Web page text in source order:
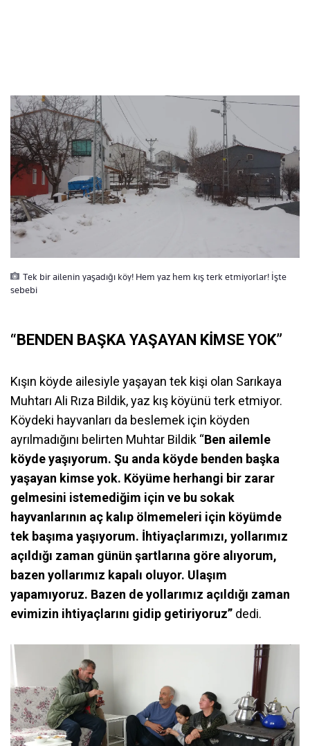
Tek bir ailenin yaşadığı köy! Hem yaz hem kış terk etmiyorlar! İşte
sebebi
“BENDEN BAŞKA YAŞAYAN KİMSE YOK”
Kışın köyde ailesiyle yaşayan tek kişi olan Sarıkaya
Muhtarı Ali Rıza Bildik, yaz kış köyünü terk etmiyor.
Köydeki hayvanları da beslemek için köyden
ayrılmadığını belirten Muhtar Bildik “Ben ailemle
köyde yaşıyorum. Şu anda köyde benden başka
yaşayan kimse yok. Köyüme herhangi bir zarar
gelmesini istemediğim için ve bu sokak
hayvanlarının aç kalıp ölmemeleri için köyümde
tek başıma yaşıyorum. İhtiyaçlarımızı, yollarımız
açıldığı zaman günün şartlarına göre alıyorum,
bazen yollarımız kapalı oluyor. Ulaşım
yapamıyoruz. Bazen de yollarımız açıldığı zaman
evimizin ihtiyaçlarını gidip getiriyoruz” dedi.